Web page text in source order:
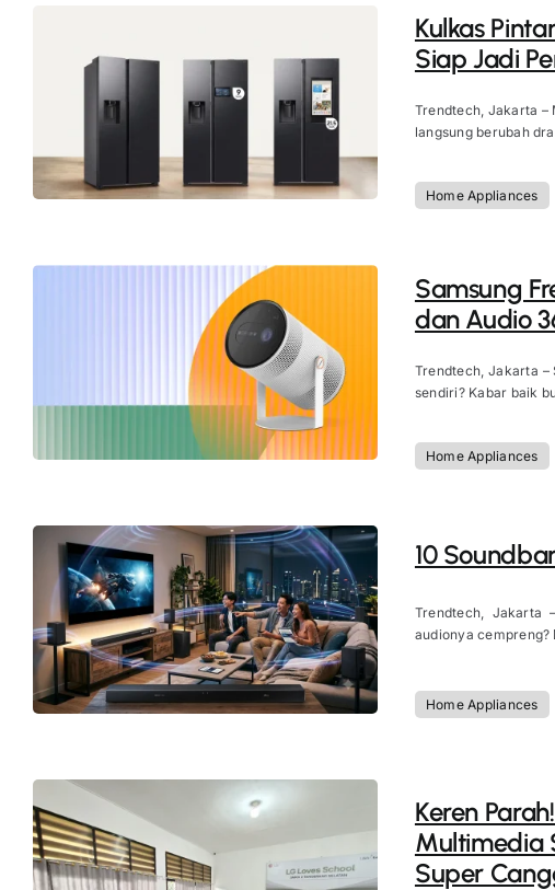
Kulkas
Siap Jadi
Trendtech, Jakarta –
langsung berubah
Home Appliances
Samsung
dan Audio
Trendtech, Jakarta –
sendiri? Kabar baik
Home Appliances
10
Trendtech, Jakarta
audionya cempreng?
Home Appliances
Keren
Multimedia
Super